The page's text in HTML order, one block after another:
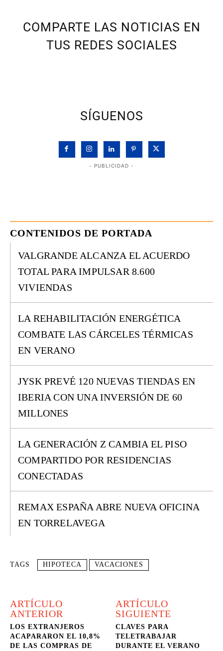
COMPARTE LAS NOTICIAS EN
TUS REDES SOCIALES
SÍGUENOS
- PUBLICIDAD -
CONTENIDOS DE PORTADA
VALGRANDE ALCANZA EL ACUERDO
TOTAL PARA IMPULSAR 8.600
VIVIENDAS
LA REHABILITACIÓN ENERGÉTICA
COMBATE LAS CÁRCELES TÉRMICAS
EN VERANO
JYSK PREVÉ 120 NUEVAS TIENDAS EN
IBERIA CON UNA INVERSIÓN DE 60
MILLONES
LA GENERACIÓN Z CAMBIA EL PISO
COMPARTIDO POR RESIDENCIAS
CONECTADAS
REMAX ESPAÑA ABRE NUEVA OFICINA
EN TORRELAVEGA
TAGS HIPOTECA VACACIONES
ARTÍCULO
ANTERIOR
LOS EXTRANJEROS
ACAPARARON EL 10,8%
DE LAS COMPRAS DE
ARTÍCULO
SIGUIENTE
CLAVES PARA
TELETRABAJAR
DURANTE EL VERANO